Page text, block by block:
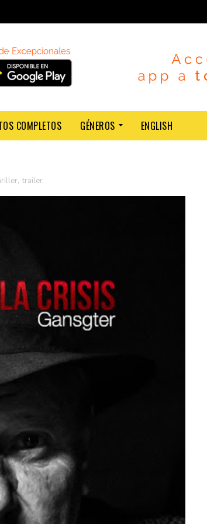
COMPLETOS GÉNEROS ENGLISH
, trailer